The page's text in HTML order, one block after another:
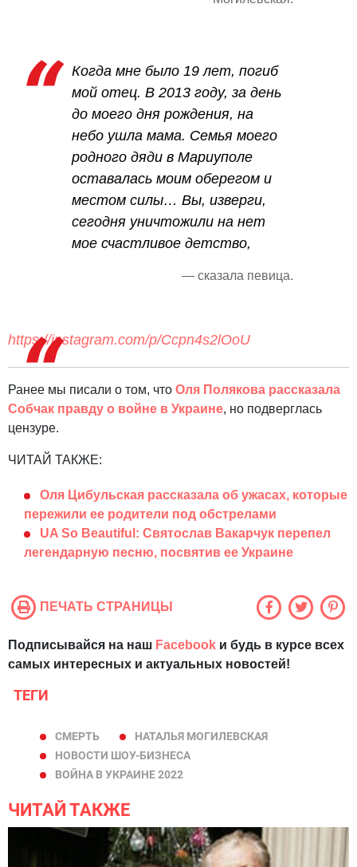
Когда мне было 19 лет, погиб
мой отец. В 2013 году, за день
до моего дня рождения, на
небо ушла мама. Семья моего
родного дяди в Мариуполе
оставалась моим оберегом и
местом силы… Вы, изверги,
сегодня уничтожили на нет
мое счастливое детство,
— сказала певица.
https://instagram.com/p/Ccpn4s2lOoU
Ранее мы писали о том, что Оля Полякова рассказала
Собчак правду о войне в Украине, но подверглась
цензуре.
ЧИТАЙ ТАКЖЕ:
Оля Цибульская рассказала об ужасах, которые
пережили ее родители под обстрелами
UA So Beautiful: Святослав Вакарчук перепел
легендарную песню, посвятив ее Украине
ПЕЧАТЬ СТРАНИЦЫ
Подписывайся на наш Facebook и будь в курсе всех
самых интересных и актуальных новостей!
ТЕГИ
СМЕРТЬ
НАТАЛЬЯ МОГИЛЕВСКАЯ
НОВОСТИ ШОУ-БИЗНЕСА
ВОЙНА В УКРАИНЕ 2022
ЧИТАЙ ТАКЖЕ